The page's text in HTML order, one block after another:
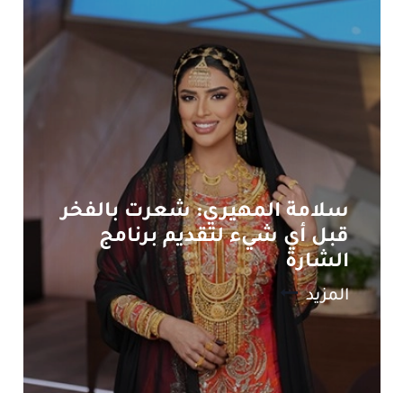
سلامة المهيري: شعرت بالفخر
قبل أي شيء لتقديم برنامج
الشارة
المزيد